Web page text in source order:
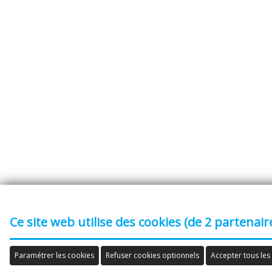
Ce site web utilise des cookies (de 2
Paramétrer les cookies Refuser cookies optionnels Accepter tous